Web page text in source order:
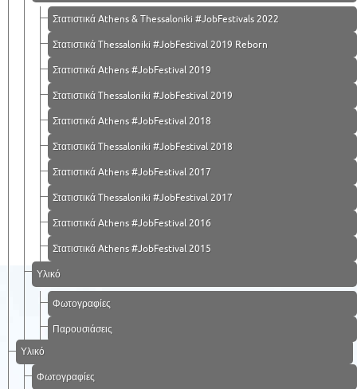
Στατιστικά Athens & Thessaloniki #JobFestivals 2022
Στατιστικά Thessaloniki #JobFestival 2019 Reborn
Στατιστικά Athens #JobFestival 2019
Στατιστικά Thessaloniki #JobFestival 2019
Στατιστικά Athens #JobFestival 2018
Στατιστικά Thessaloniki #JobFestival 2018
Στατιστικά Athens #JobFestival 2017
Στατιστικά Thessaloniki #JobFestival 2017
Στατιστικά Athens #JobFestival 2016
Στατιστικά Athens #JobFestival 2015
Υλικό
Φωτογραφίες
Παρουσιάσεις
Υλικό
Φωτογραφίες